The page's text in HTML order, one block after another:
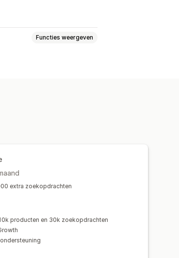
Functies weergeven
extra zoekopdrachten
producten en 30k zoekopdrachten